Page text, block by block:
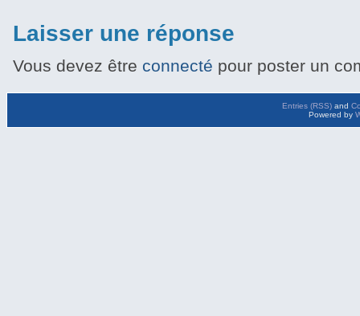
Laisser une réponse
Vous devez être connecté pour poster un
Entries (RSS) and
Powered by